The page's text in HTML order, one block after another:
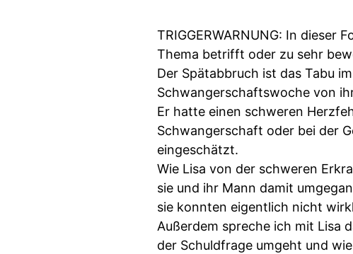
TRIGGERWARNUNG: In dieser
Thema betrifft oder zu sehr
Der Spätabbruch ist das Tabu
Schwangerschaftswoche von
Er hatte einen schweren
Schwangerschaft oder bei der
eingeschätzt.
Wie Lisa von der schweren
sie und ihr Mann damit
sie konnten eigentlich nicht
Außerdem spreche ich mit Lisa
der Schuldfrage umgeht und